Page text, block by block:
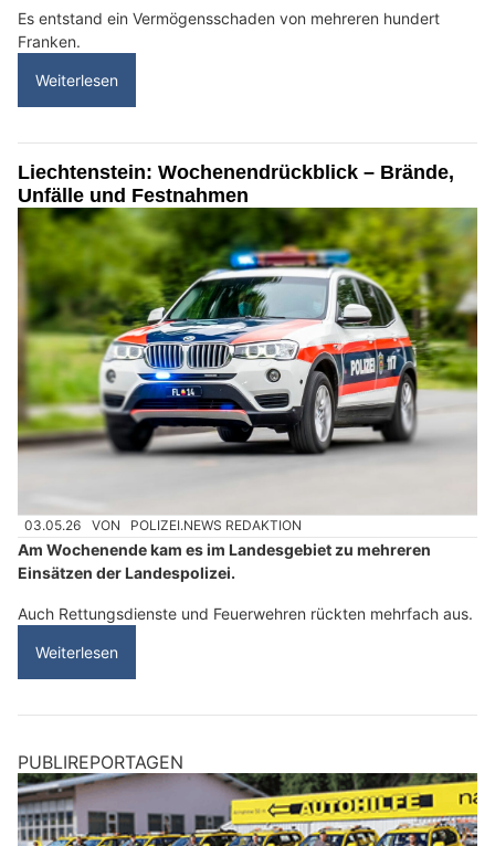
Es entstand ein Vermögensschaden von mehreren hundert
Franken.
Weiterlesen
Liechtenstein: Wochenendrückblick – Brände,
Unfälle und Festnahmen
03.05.26 VON POLIZEI.NEWS REDAKTION
Am Wochenende kam es im Landesgebiet zu mehreren
Einsätzen der Landespolizei.
Auch Rettungsdienste und Feuerwehren rückten mehrfach aus.
Weiterlesen
PUBLIREPORTAGEN